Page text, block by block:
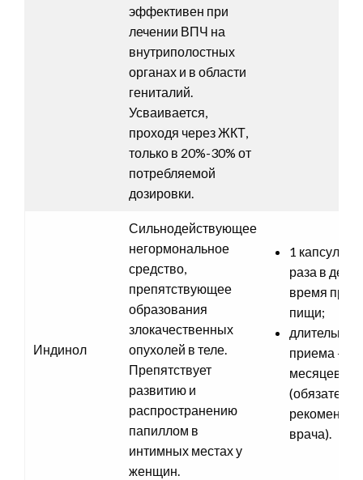
эффективен при
лечении ВПЧ на
внутриполостных
органах и в области
гениталий.
Усваивается,
проходя через ЖКТ,
только в 20%-30% от
потребляемой
дозировки.
Индинол
Сильнодействующее
негормональное
средство,
препятствующее
образования
злокачественных
опухолей в теле.
Препятствует
развитию и
распространению
папиллом в
интимных местах у
женщин.
1 капсула
раза в день
время
пищи;
приема – до
месяцев
врача).